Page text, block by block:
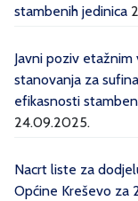
stambenih jedinica
Javni poziv
stanovanja za
efikasnosti
24.09.2025.
Nacrt liste za
Općine Kreševo za